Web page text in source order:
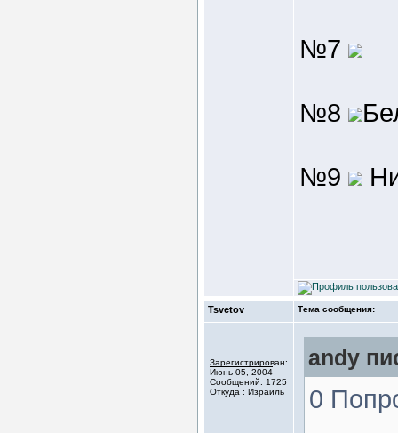
№7
№8
№9
Tsvetov Тема сообщения:
Зарегистрирован:
Июнь 05, 2004
Сообщений: 1725
Откуда : Израиль
andy
0